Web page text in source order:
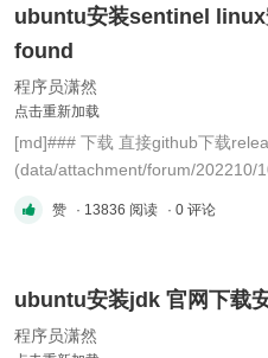
x1ypkptgbtgg.png?imageMogr2/
orient/strip%7CimageView2/2/w/
"image.png") 该路径下运行cmd，执行以下命令：
查看 ...
ubuntu安装sentinel linux
found
程序员潇然
点击重新加载
[md]### 下载 直接github下载release包 !
(data/attachment/forum/202210/
目录，sentinel只是一个jar包，没有
启动脚本 star ...
赞 · 13836 阅读 · 0 评论
ubuntu安装jdk 官网下载
程序员潇然